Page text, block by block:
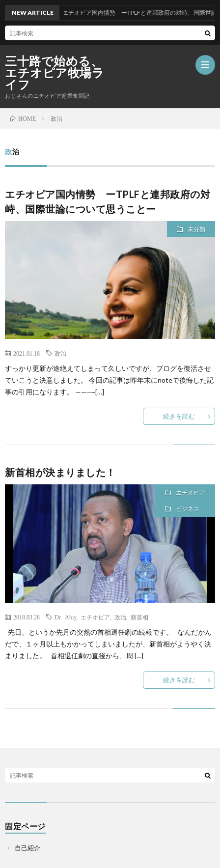
三十路で始める、
エチオピア牧場ラ
イフ
おじさんのエチオピア起業奮闘記
紹
NEW ARTICLEエチオピア国内情勢 ーTPLFと連邦政府の対峙、国際世論につ
HOME 政治
政治
エチオピア国内情勢 ーTPLFと連邦政府の対
峙、国際世論について思うことー
未分類
2021.01.18 政治
すっかり更新が途絶えてしまって久しいですが、ブログを復活させ
ていこうと決意しました。 今回の記事は昨年末にnoteで後悔した記
事の引用になります。 ———̵ […]
続きを読む
新首相が決まりました！
エチオピア
ビジネス
2018.03.28 Dr. Abiy, エチオピア 政治 新首相
先日、というか先月の突然の首相退任劇の続報です。 なんだかん
だで、１ヶ月以上もかかってしまいましたが、新首相がようやく決
まりました。 首相退任劇の直後から、周 […]
続きを読む
固定ページ
自己紹介